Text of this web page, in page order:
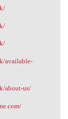
available-
about-us/